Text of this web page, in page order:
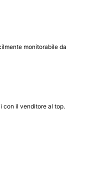
monitorabile da
con il venditore al top.